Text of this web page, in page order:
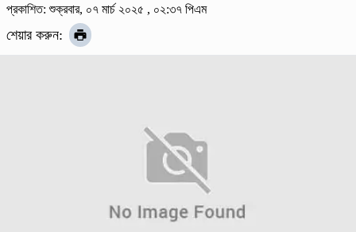
প্রকাশিত: শুক্রবার, ০৭ মার্চ ২০২৫ , ০২:৩৭ পিএম
শেয়ার করুন: